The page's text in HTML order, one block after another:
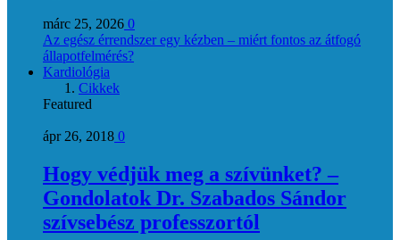
márc 25, 2026 0
Az egész érrendszer egy kézben – miért fontos az átfogó
állapotfelmérés?
Kardiológia
Cikkek
Featured
ápr 26, 2018 0
Hogy védjük meg a szívünket? –
Gondolatok Dr. Szabados Sándor
szívsebész professzortól